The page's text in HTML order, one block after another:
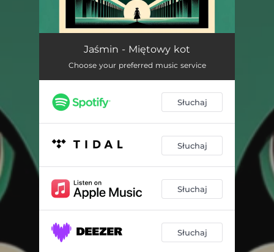
Miętowy kotJaśmin - Miętowy kot
Choose your preferred music service
Słuchaj
Słuchaj
Słuchaj
Słuchaj